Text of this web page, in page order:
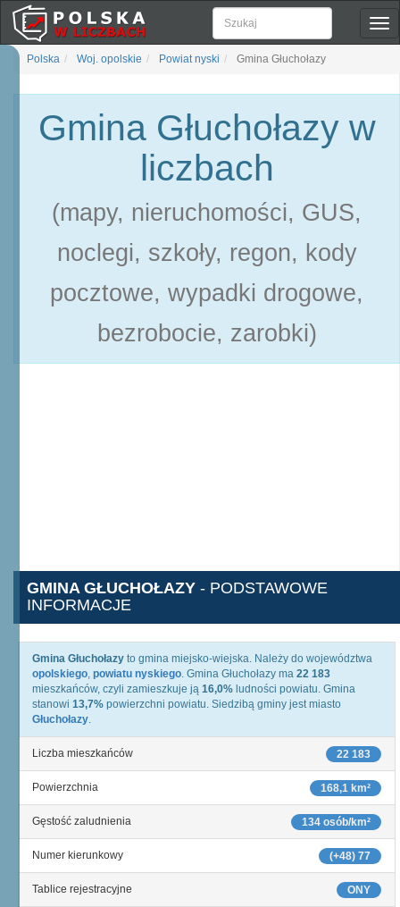
Polska Woj. opolskie Powiat nyski Gmina Głuchołazy
Gmina Głuchołazy w
liczbach
(mapy, nieruchomości, GUS,
noclegi, szkoły, regon, kody
pocztowe, wypadki drogowe,
bezrobocie, zarobki)
GMINA GŁUCHOŁAZY - PODSTAWOWE
INFORMACJE
Gmina Głuchołazy to gmina miejsko-wiejska. Należy do województwa
opolskiego, powiatu nyskiego. Gmina Głuchołazy ma 22 183
mieszkańców, czyli zamieszkuje ją 16,0% ludności powiatu. Gmina
stanowi 13,7% powierzchni powiatu. Siedzibą gminy jest miasto
Głuchołazy.
22 183
Liczba mieszkańców
168,1 km²
Powierzchnia
134 osób/km²
Gęstość zaludnienia
(+48) 77
Numer kierunkowy
ONY
Tablice rejestracyjne